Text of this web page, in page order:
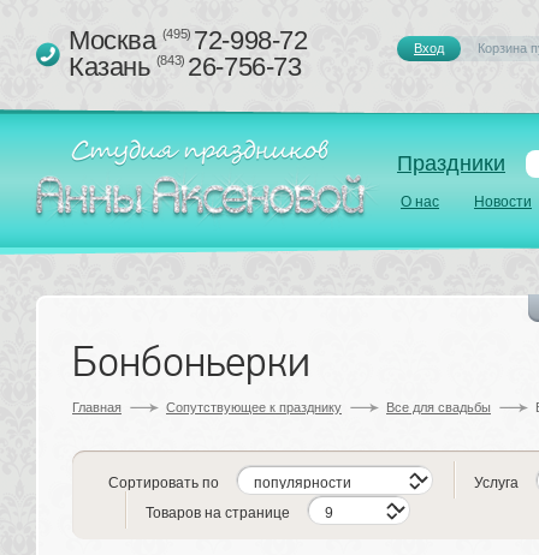
Праздники
О нас Новости
Москва (495)72-998-72
Казань (843)26-756-73
Вход Корзина
Бонбоньерки
Главная Сопутствующее к празднику Все для свадьбы
Сортировать по
Услуга
Товаров на странице